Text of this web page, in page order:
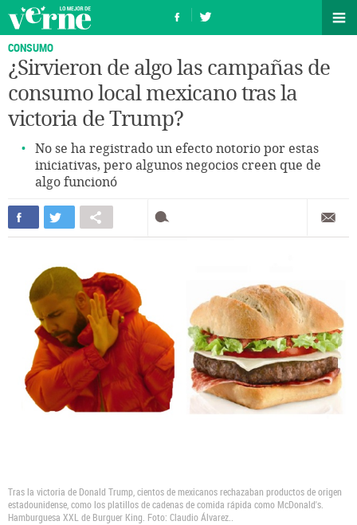
CONSUMO
¿Sirvieron de algo las campañas de
consumo local mexicano tras la
victoria de Trump?
No se ha registrado un efecto notorio por estas
iniciativas, pero algunos negocios creen que de
algo funcionó
Tras la victoria de Donald Trump, cientos de mexicanos rechazaban productos de origen
estadounidense, como los platillos de cadenas de comida rápida como McDonald's.
Hamburguesa XXL de Burguer King. Foto: Claudio Álvarez..